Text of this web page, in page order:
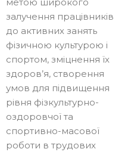
залучення працівників
до активних занять
фізичною культурою і
спортом, зміцнення їх
здоров’я, створення
умов для підвищення
рівня фізкультурно-
оздоровчої та
спортивно-масової
роботи в трудових